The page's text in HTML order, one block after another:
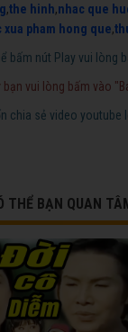
,the hinh,nhac que
xua pham hong que,
bấm nút Play vui lòng
vui lòng bấm vào
chia sẻ video youtube
THỂ BẠN QUAN